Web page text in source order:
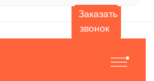
Заказать
звонок